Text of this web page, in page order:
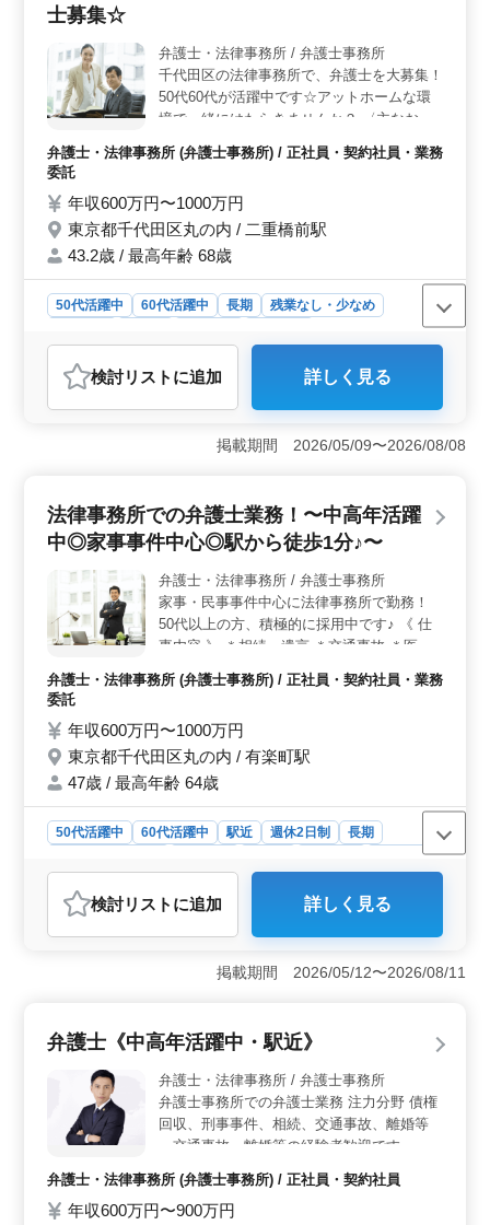
ます。特許業務において長年の経験を活かし、クライア
ントに最適なサービスを提供しています。企業としての
安定感もあり、長期にわたってキャリアを築きたい方に
最適な環境です。 ＜待遇面の整った職場＞ 勤務地
は新橋駅徒歩圏内にあり、アクセスが良好です。給与は
年収500万円〜1000万円で、通勤手当も実費支給されま
担可など、待遇面も整っています。週休2日制で、残業は
少なめに設定されています。
士募集☆
弁護士・法律事務所 / 弁護士事務所
千代田区の法律事務所で、弁護士を大募集！
50代60代が活躍中です☆アットホームな環
境で一緒にはたらきませんか？ 〈主なお仕
般企業法務事業再生 ・倒産法企業買収 ・事
応知的財産権独占禁止法人事 ・労務株主総
会対策 など 〈特徴〉 ・50歳以上新規採用実
績あり ・未経験分野サポート ・フレックス
ちしております！
弁護士・法律事務所 (弁護士事務所) / 正社員・契約社員・業務
委託
年収600万円〜1000万円
東京都千代田区丸の内 / 二重橋前駅
43.2歳 / 最高年齢 68歳
50代活躍中 60代活躍中 長期
残業なし・少なめ
おすすめポイント
＜安定した働きやすさ＞ 土日祝休みで残業も少なめに
なります。年間休日125日で長期休暇も確保できます。業
務委託や契約社員も選択可能で、フレックス制度もある
おり、未経験の分野でもサポートが充実しています。企
業法務の幅広い業務を通じて、経験を積むことができる
企業法務の中核的な業務を担当し、事業再生やコンプラ
イアンスなど幅広い案件に携わることができます。経験
を活かして新たなステージで活躍することが可能です。
検討リスト に追加 詳しく見る
掲載期間 2026/05/09〜2026/08/08
法律事務所での弁護士業務！〜中高年活躍
中◎家事事件中心◎駅から徒歩1分♪〜
弁護士・法律事務所 / 弁護士事務所
家事・民事事件中心に法律事務所で勤務！
50代以上の方、積極的に採用中です♪ 《 仕
事内容 》 ＊相続、遺言 ＊交通事故 ＊医療
規採用実績あり ・未経験分野挑戦歓迎 ・未
いる企業です！ 経験ない案件にチャレンジ
したい方もぜひご応募下さい◎
弁護士・法律事務所 (弁護士事務所) / 正社員・契約社員・業務
委託
年収600万円〜1000万円
東京都千代田区丸の内 / 有楽町駅
47歳 / 最高年齢 64歳
50代活躍中 60代活躍中 駅近 週休2日制
長期
業務委託
おすすめポイント
＜中高年の活躍＞ 当法律事務所では、50代以上の方も
積極的に採用しており、豊富な経験を持った方々が活躍
しています。年齢に関係なく、個々の能力やモチベーシ
い方も歓迎です。充実したサポート体制が整っており、
専門知識やスキルを習得するためのトレーニングプログ
ラムが用意されています。経験の浅い方も安心して新た
なキャリアをスタートできます。 ＜駅近で働きやす
さ◎＞ 交通の便が良好な立地条件に位置しており、有
楽町駅から徒歩1分というアクセスの良さが魅力です。通
勤時間を短縮し、仕事とプライベートのバランスを取り
やすくしています。
検討リスト に追加 詳しく見る
掲載期間 2026/05/12〜2026/08/11
弁護士《中高年活躍中・駅近》
弁護士・法律事務所 / 弁護士事務所
弁護士事務所での弁護士業務 注力分野 債権
回収、刑事事件、相続、交通事故、離婚等
・交通事故、離婚等の経験者歓迎です。 ・
す。
弁護士・法律事務所 (弁護士事務所) / 正社員・契約社員
年収600万円〜900万円